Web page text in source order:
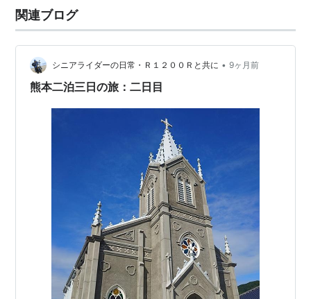
た。
関連ブログ
シニアライダーの日常・Ｒ１２００Ｒと共に • 9ヶ月前
熊本二泊三日の旅：二日目